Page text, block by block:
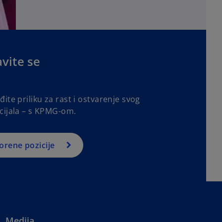
se
priliku za rast i ostvarenje svog
– s KPMG-om.
pozicije